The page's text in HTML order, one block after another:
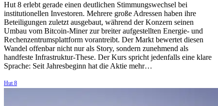
Hut 8 erlebt gerade einen deutlichen Stimmungswechsel bei
institutionellen Investoren. Mehrere große Adressen haben ihre
Beteiligungen zuletzt ausgebaut, während der Konzern seinen
Umbau vom Bitcoin-Miner zur breiter aufgestellten Energie- und
Rechenzentrumsplattform vorantreibt. Der Markt bewertet diesen
Wandel offenbar nicht nur als Story, sondern zunehmend als
handfeste Infrastruktur-These. Der Kurs spricht jedenfalls eine klare
Sprache: Seit Jahresbeginn hat die Aktie mehr…
Hut 8